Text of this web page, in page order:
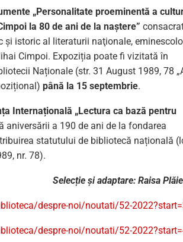
„Personalitate proeminentă a
la 80 de ani de la naștere”
şi istoric al literaturii naţionale,
Cimpoi. Expoziția poate fi vizitată în
Naționale (str. 31 August 1989, 78
până la 15 septembrie.
Internațională „Lectura ca bază pentru
aniversării a 190 de ani de la fondarea
statutului de bibliotecă națională
nr. 78).
Selecție și adaptare: Raisa
despre-noi/noutati/52-
despre-noi/noutati/52-